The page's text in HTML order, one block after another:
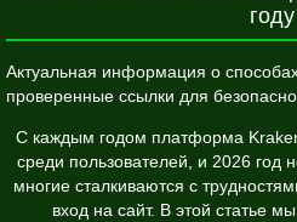
году
Актуальная информация о
проверенные ссылки для
С каждым годом платформа
среди пользователей, и 2026 год
многие сталкиваются с
вход на сайт. В этой статье